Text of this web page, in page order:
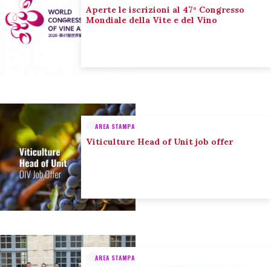
Aperte le iscrizioni al 47° Congresso
Mondiale della Vite e del Vino
AREA STAMPA
Viticulture Head of Unit job offer
AREA STAMPA